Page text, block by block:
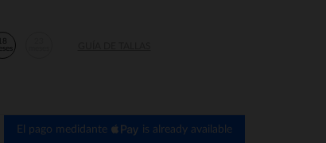
El pago medidante is already available